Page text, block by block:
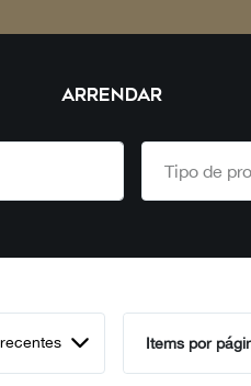
ARRENDAR
Items por